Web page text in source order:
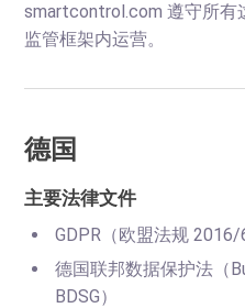
smartcontrol.com 遵守所有
监管框架内运营。
德国
主要法律文件
GDPR（欧盟法规
德国联邦数据保护法（
BDSG）